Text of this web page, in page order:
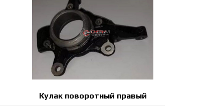
Кулак поворотный правый